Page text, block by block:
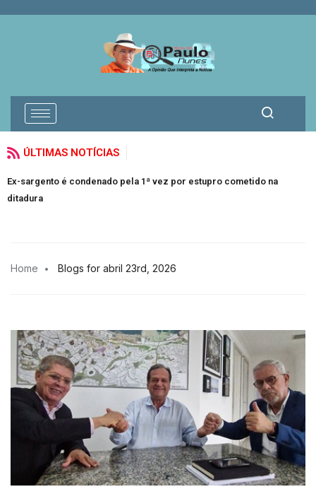
ÚLTIMAS NOTÍCIAS
Ex-sargento é condenado pela 1ª vez por estupro cometido na
ditadura
Home Blogs for abril 23rd, 2026